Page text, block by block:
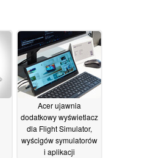
Acer ujawnia
dodatkowy wyświetlacz
dla Flight Simulator,
wyścigów symulatorów
i aplikacji